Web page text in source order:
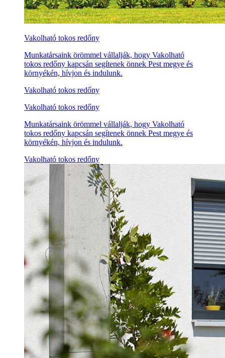
Vakolható tokos redőny
Munkatársaink örömmel vállalják, hogy Vakolható
tokos redőny kapcsán segítenek önnek Pest megye és
környékén, hívjon és indulunk.
Vakolható tokos redőny
Vakolható tokos redőny
Munkatársaink örömmel vállalják, hogy Vakolható
tokos redőny kapcsán segítenek önnek Pest megye és
környékén, hívjon és indulunk.
Vakolható tokos redőny